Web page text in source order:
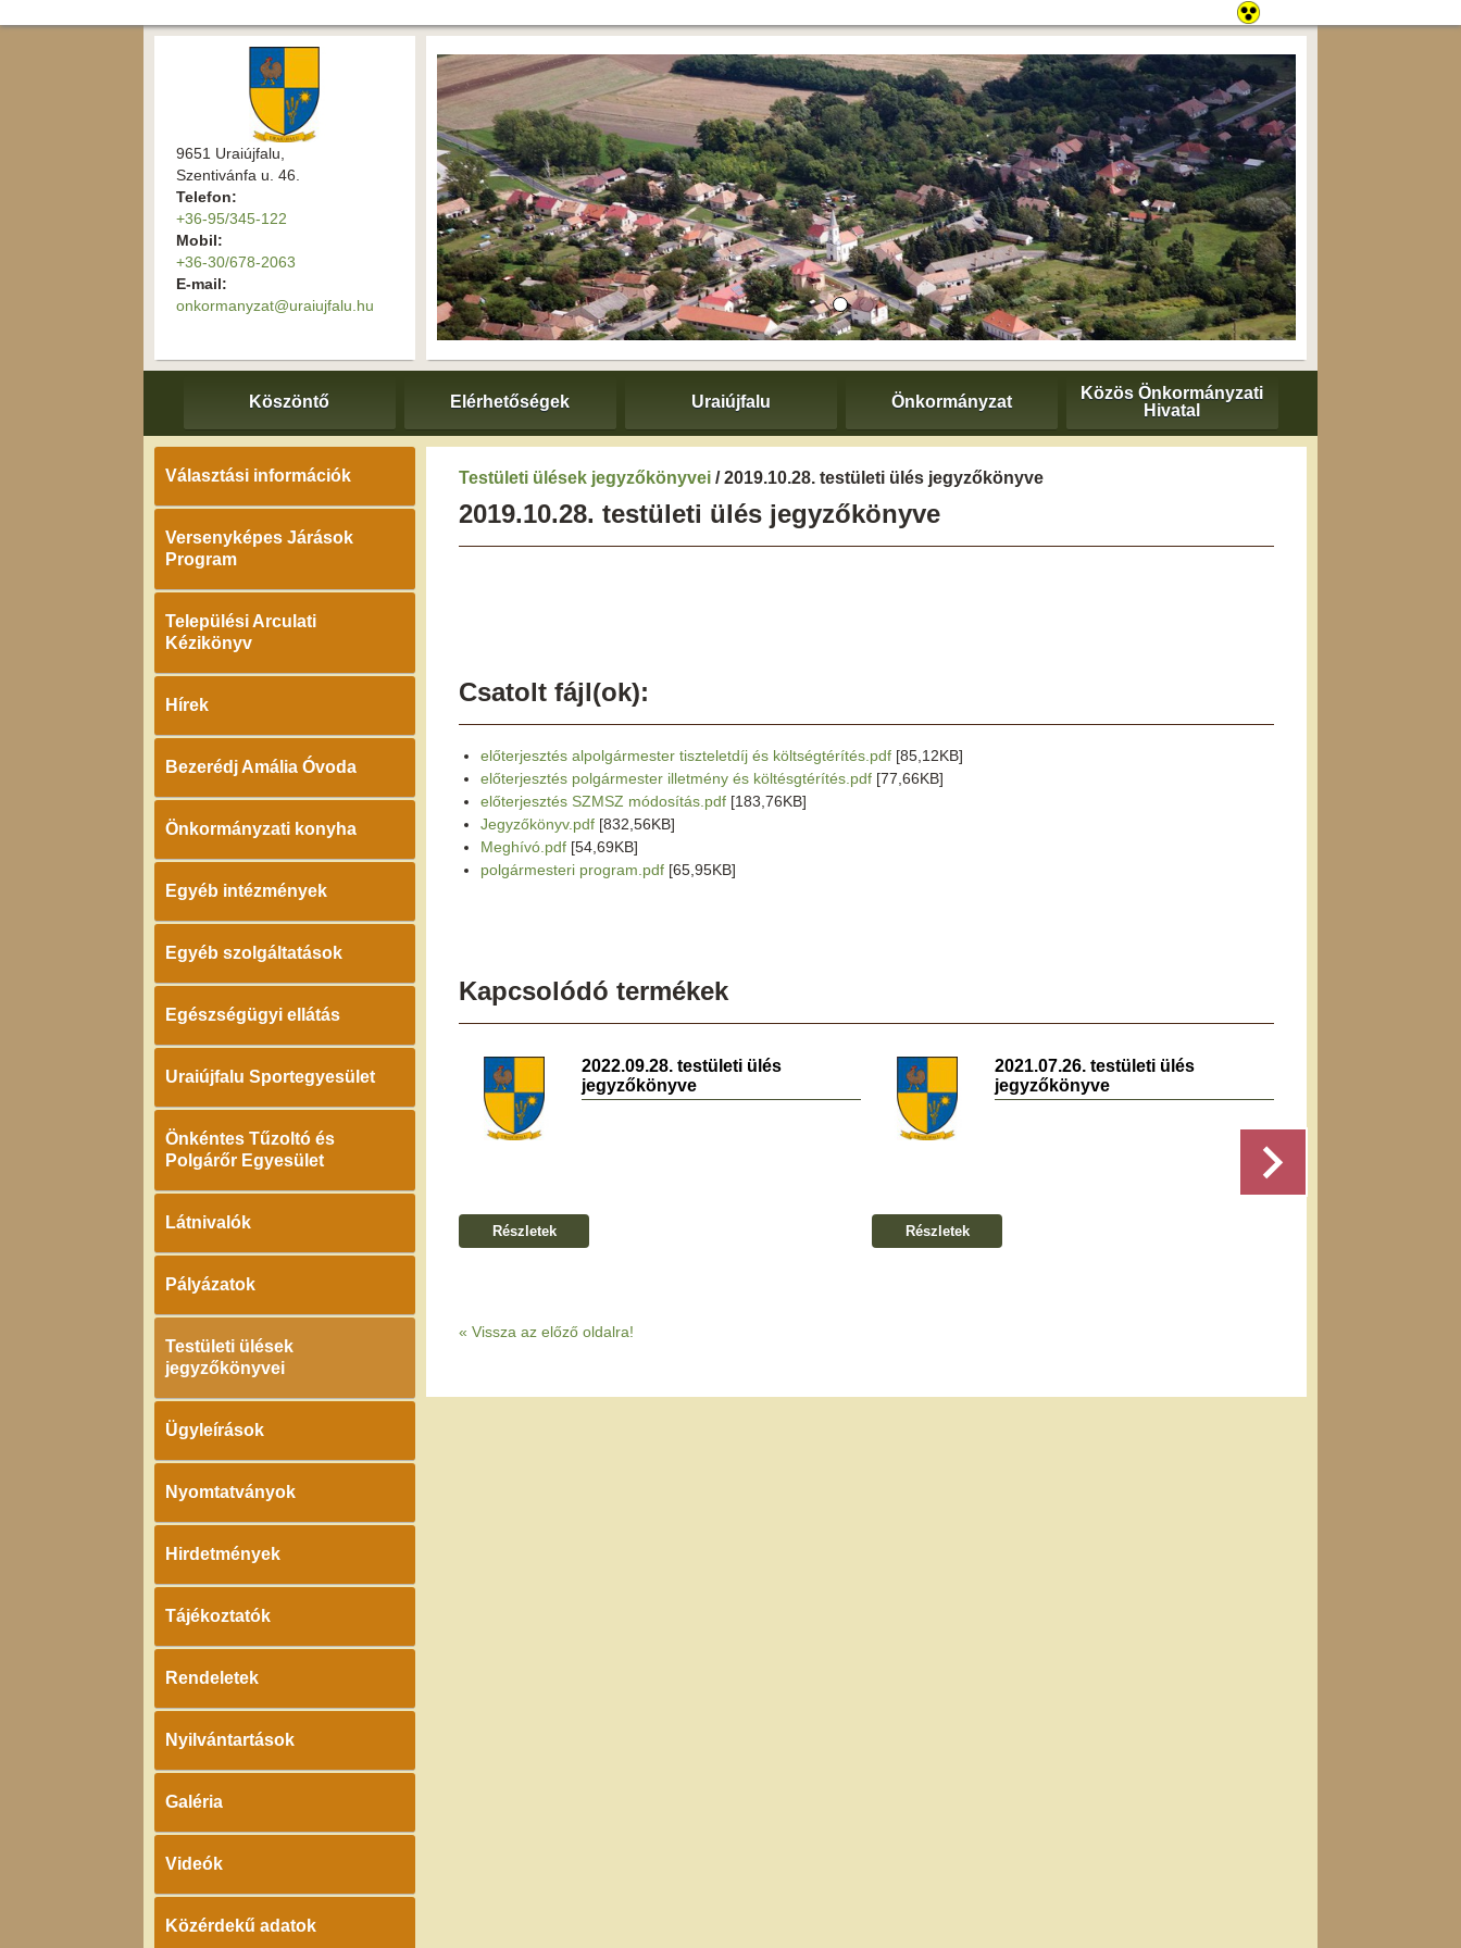
9651 Uraiújfalu,
Szentivánfa u. 46.
Telefon:
+36-95/345-122
Mobil:
+36-30/678-2063
E-mail:
onkormanyzat@uraiujfalu.hu
Köszöntő Elérhetőségek Uraiújfalu Önkormányzat
Közös Önkormányzati
Hivatal
Választási információk
Versenyképes Járások
Program
Települési Arculati
Kézikönyv
Hírek
Bezerédj Amália Óvoda
Önkormányzati konyha
Egyéb intézmények
Egyéb szolgáltatások
Egészségügyi ellátás
Uraiújfalu Sportegyesület
Önkéntes Tűzoltó és
Polgárőr Egyesület
Látnivalók
Pályázatok
Testületi ülések
jegyzőkönyvei
Ügyleírások
Nyomtatványok
Hirdetmények
Tájékoztatók
Rendeletek
Nyilvántartások
Galéria
Videók
Közérdekű adatok
Testületi ülések jegyzőkönyvei / 2019.10.28. testületi ülés jegyzőkönyve
2019.10.28. testületi ülés jegyzőkönyve
Csatolt fájl(ok):
előterjesztés alpolgármester tiszteletdíj és költségtérítés.pdf [85,12KB]
előterjesztés polgármester illetmény és költésgtérítés.pdf [77,66KB]
előterjesztés SZMSZ módosítás.pdf [183,76KB]
Jegyzőkönyv.pdf [832,56KB]
Meghívó.pdf [54,69KB]
polgármesteri program.pdf [65,95KB]
Kapcsolódó termékek
2022.09.28. testületi ülés
jegyzőkönyve
Részletek
2021.07.26. testületi ülés
jegyzőkönyve
Részletek
« Vissza az előző oldalra!